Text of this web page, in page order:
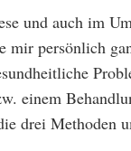
und auch im
mir persönlich
einem
drei Methoden